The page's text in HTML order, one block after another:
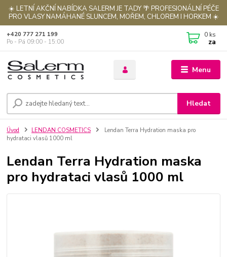
☀️ LETNÍ AKČNÍ NABÍDKA SALERM JE TADY 🌴 PROFESIONÁLNÍ PÉČE
PRO VLASY NAMÁHANÉ SLUNCEM, MOŘEM, CHLOREM I HORKEM ☀️
Menu
Hledat
+420 777 271 199
Po - Pá 09:00 - 15:00
0 ks
za
Úvod LENDAN COSMETICS
Lendan Terra Hydration maska pro
hydrataci vlasů 1000 ml
Lendan Terra Hydration maska
pro hydrataci vlasů 1000 ml